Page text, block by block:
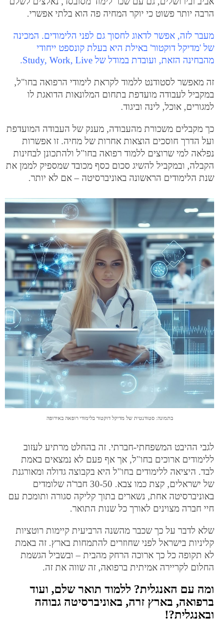
הרבה יותר פשוט כי יוקר המחיה פה הוא בלתי אפשרי.
מעבר לזה, אפשר לדאוג לחסוך גם לפני הלימודים. המכינה
של 'מדיקל דוקטור' באילת היא בעלת קונספט ייחודי
מהבחינה הזאת, ועובדת במודל של Study, Work, Live.
זה מאפשר לסטודנט ללמוד לקראת לימודי הרפואה בחו"ל,
במקביל לעבודה מועדפת בתחום המלונאות הדואגת לו
למגורים, אוכל, לינה וביגוד.
כך מקבלים משכורת מהעבודה, מענק של העבודה המועדפת
ועל הדרך חוסכים הוצאות אחרות של מחיה. זו אפשרות
נפלאה למי שרוצים ללמוד רפואה בחו"ל ולהתכונן לבחינות
הקבלה, ובמקביל להשיג סכום כסף מכובד שמספיק לממן את
שנת הלימודים הראשונה באוניברסיטה – אם לא יותר.
בתמונה: סטודנטית של מדיקל דוקטור בלימודי רופאה באירופה
לגבי ההיבט המשפחתי-חברתי. זה בהחלט מרתיע לעזוב
ללימודים ארוכים בחו"ל, אך אף פעם לא נמצאים באמת
לבד. היציאה ללימודים בחו"ל היא בקבוצה גדולה ומאורגנת
של ישראלים, קצת כמו צבא. 30-50 חבר'ה שלומדים
באוניברסיטה אחת, נשארים בתוך קליקה סגורה ותומכת עם
חיי חברה מצוינים לאורך כל שנות התואר.
שלא לדבר על כך שכבר מהשנה הרביעית קיימות רוטציות
קליניות בישראל לפני שחוזרים להתמחות בארץ. זה באמת
לא תקופה כל כך ארוכה הרחק מהבית – ובשביל הגשמת
החלום לקריירה אמיתית ברפואה, זה שווה את זה.
ומה עם האנגלית? ללמוד תואר שלם, ועוד
ברפואה, בארץ זרה, באוניברסיטה גבוהה
ובאנגלית?!